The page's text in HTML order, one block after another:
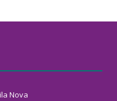
Nova